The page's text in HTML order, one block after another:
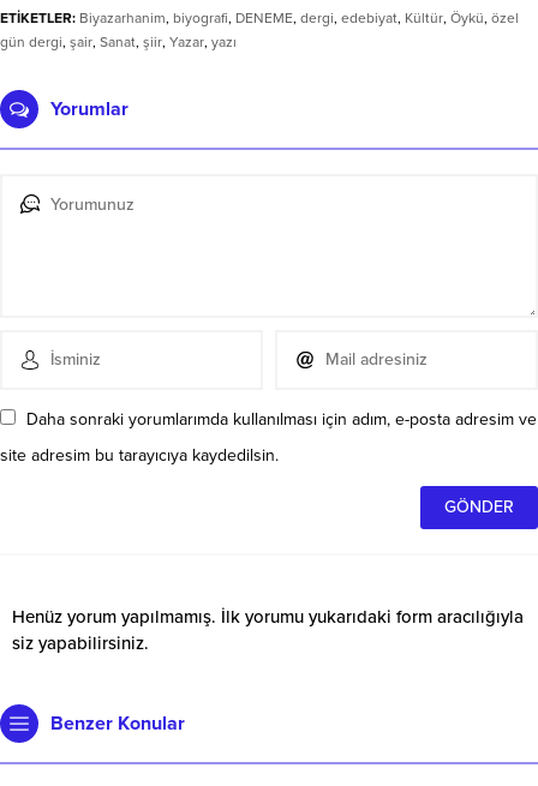
ETİKETLER: Biyazarhanim, biyografi, DENEME, dergi, edebiyat, Kültür, Öykü, özel
gün dergi, şair, Sanat, şiir, Yazar, yazı
Yorumlar
Daha sonraki yorumlarımda kullanılması için adım, e-posta adresim ve
site adresim bu tarayıcıya kaydedilsin.
Henüz yorum yapılmamış. İlk yorumu yukarıdaki form aracılığıyla
siz yapabilirsiniz.
Benzer Konular